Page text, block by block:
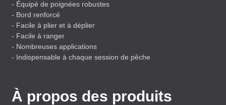
- Équipé de poignées robustes
- Bord renforcé
- Facile à plier et à déplier
- Facile à ranger
- Nombreuses applications
- Indispensable à chaque session de pêche
À propos des produits